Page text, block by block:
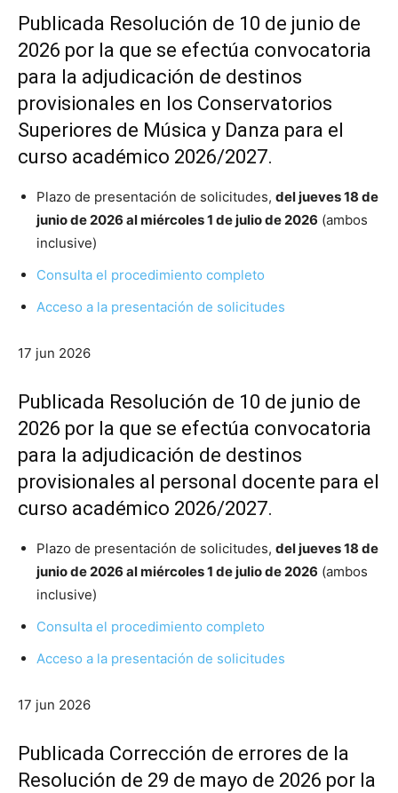
Publicada Resolución de 10 de junio de
2026 por la que se efectúa convocatoria
para la adjudicación de destinos
provisionales en los Conservatorios
Superiores de Música y Danza para el
curso académico 2026/2027.
Plazo de presentación de solicitudes, del jueves 18 de
junio de 2026 al miércoles 1 de julio de 2026 (ambos
inclusive)
Consulta el procedimiento completo
Acceso a la presentación de solicitudes
17 jun 2026
Publicada Resolución de 10 de junio de
2026 por la que se efectúa convocatoria
para la adjudicación de destinos
provisionales al personal docente para el
curso académico 2026/2027.
Plazo de presentación de solicitudes, del jueves 18 de
junio de 2026 al miércoles 1 de julio de 2026 (ambos
inclusive)
Consulta el procedimiento completo
Acceso a la presentación de solicitudes
17 jun 2026
Publicada Corrección de errores de la
Resolución de 29 de mayo de 2026 por la